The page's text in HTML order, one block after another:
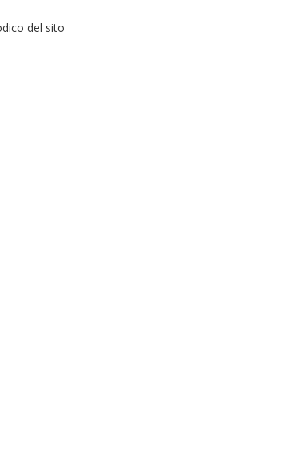
del sito